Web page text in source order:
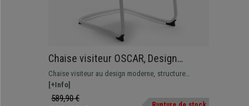
Chaise visiteur OSCAR, Design
Moderne, Structure Métallique,
Empilable, en Tissu, Gris
Chaise visiteur au design moderne, structure
métallique, empilable et doté du mécanisme slider
pour l'assise et le dossier
[+Info]
589,90 €